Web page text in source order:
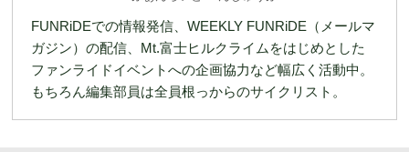
FUNRiDEでの情報発信、WEEKLY FUNRiDE（メールマ
ガジン）の配信、Mt.富士ヒルクライムをはじめとした
ファンライドイベントへの企画協力など幅広く活動中。
もちろん編集部員は全員根っからのサイクリスト。